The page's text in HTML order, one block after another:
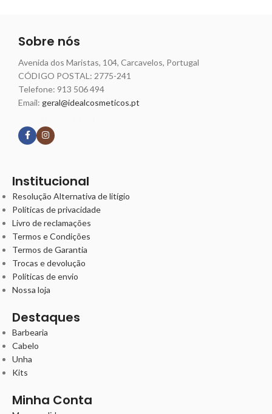
Sobre nós
Avenida dos Maristas, 104, Carcavelos, Portugal
CÓDIGO POSTAL: 2775-241
Telefone: 913 506 494
Email: geral@idealcosmeticos.pt
Institucional
Resolução Alternativa de litígio
Políticas de privacidade
Livro de reclamações
Termos e Condições
Termos de Garantia
Trocas e devolução
Políticas de envio
Nossa loja
Destaques
Barbearia
Cabelo
Unha
Kits
Minha Conta